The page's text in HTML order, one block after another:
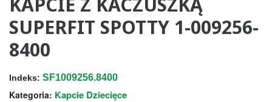
SUPERFIT SPOTTY 1-009256-
8400
Indeks: SF1009256.8400
Kategoria: Kapcie Dziecięce